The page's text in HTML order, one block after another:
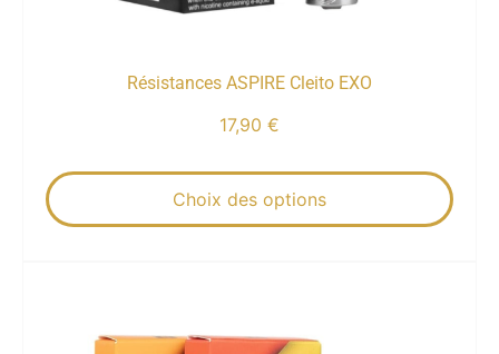
Résistances ASPIRE Cleito EXO
17,90 €
Choix des options